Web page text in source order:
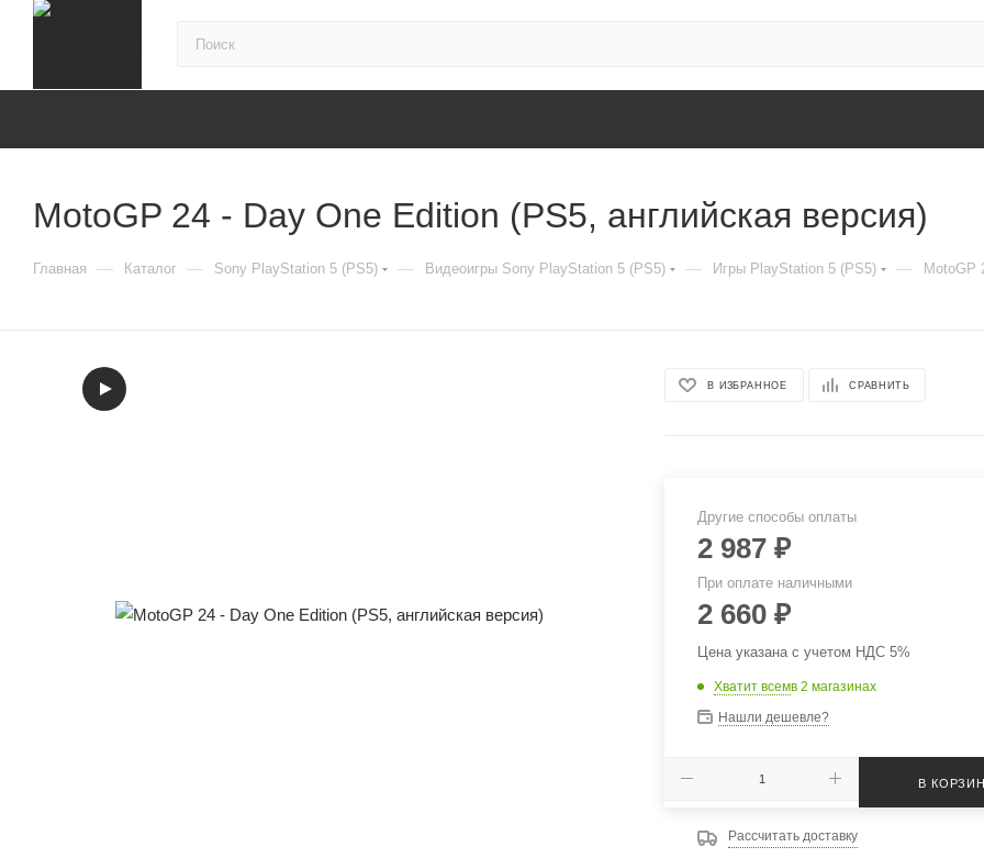
MotoGP 24 - Day One Edition (PS5, английская версия)
Главная — Каталог — Sony PlayStation 5 (PS5) — Видеоигры Sony PlayStation 5 (PS5) — Игры PlayStation 5 (PS5) — MotoGP
В ИЗБРАННОЕ СРАВНИТЬ
Другие способы оплаты
2 987 ₽
При оплате наличными
2 660 ₽
Цена указана с учетом НДС 5%
Хватит всемв 2 магазинах
Нашли дешевле?
В
Рассчитать доставку